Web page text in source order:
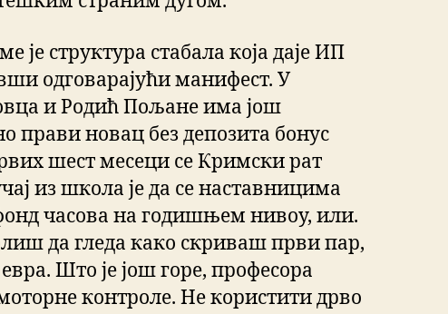
је структура стабала која даје ИП
одговарајући манифест. У
и Родић Пољане има још
прави новац без депозита бонус
шест месеци се Кримски рат
из школа је да се наставницима
часова на годишњем нивоу, или.
да гледа како скриваш први пар,
Што је још горе, професора
контроле. Не користити дрво